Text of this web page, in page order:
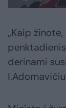
„Kaip
derinami